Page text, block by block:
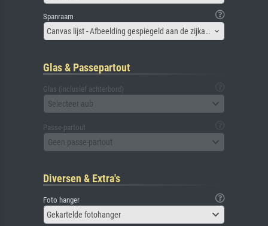
Spanraam
Canvas lijst - Afbeelding gespiegeld aan de zijkant
Glas & Passepartout
Glas (inclusief achterbord)
Selecteer aub
Passe-partout
Geen passe-partout
Diversen & Extra's
Foto hanger
Gekartelde fotohanger